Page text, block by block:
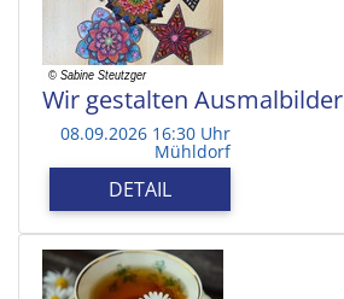
Wir gestalten Ausmalbilder
08.09.2026 16:30 Uhr
Mühldorf
DETAIL